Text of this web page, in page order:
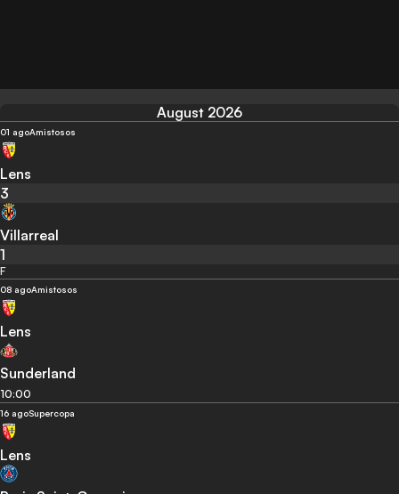
August 2026
01 agoAmistosos
Lens
3
Villarreal
1
F
08 agoAmistosos
Lens
Sunderland
10:00
16 agoSupercopa
Lens